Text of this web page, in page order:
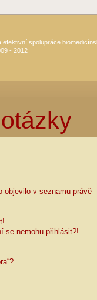
efektivní spolupráce
- 2012
objevilo v seznamu právě
se nemohu přihlásit?!